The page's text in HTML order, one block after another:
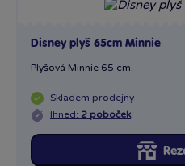
Disney plyš 65cm Minnie
Plyšová Minnie 65 cm.
Skladem prodejny
Ihned: 2 poboček